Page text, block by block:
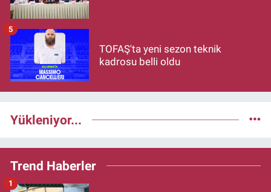
TOFAŞ'ta yeni sezon teknik
kadrosu belli oldu
5
Yükleniyor...
Trend Haberler
1